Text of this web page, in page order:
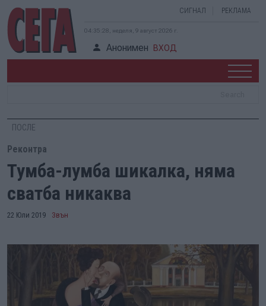
СИГНАЛ РЕКЛАМА
04:35:29, неделя, 9 август 2026 г.
Анонимен ВХОД
ПОСЛЕ
Реконтра
Тумба-лумба шикалка, няма
сватба никаква
22 Юли 2019 Звън